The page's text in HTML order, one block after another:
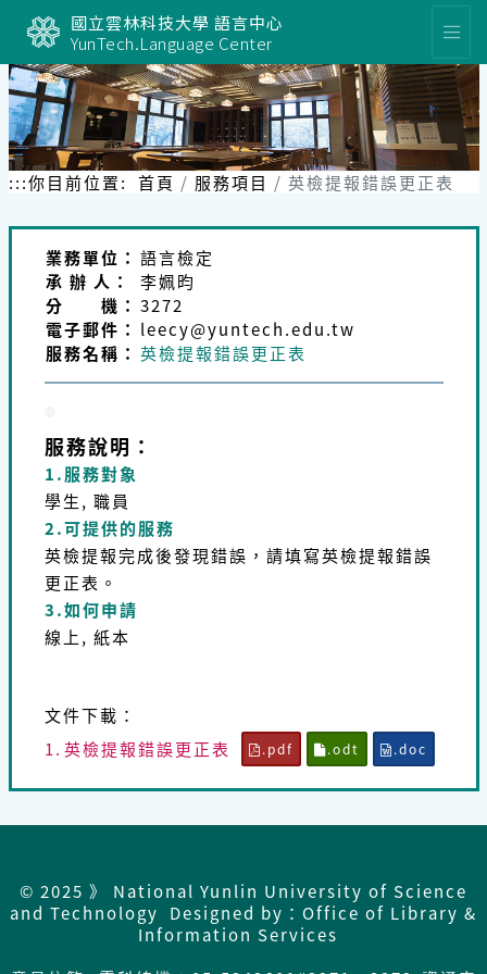
要
內
容
區
塊
國立雲林科技大學 語言中心
YunTech.Language Center
:::你目前位置: 首頁 服務項目 英檢提報錯誤更正表
業務單位： 語言檢定
承 辦 人：
李姵昀
分 機： 3272
電子郵件： leecy@yuntech.edu.tw
服務名稱： 英檢提報錯誤更正表
服務說明：
1.服務對象
學生, 職員
2.可提供的服務
英檢提報完成後發現錯誤，請填寫英檢提報錯誤
更正表。
3.如何申請
線上, 紙本
文件下載：
1. 英檢提報錯誤更正表 .pdf .odt .doc
© 2025 》 National Yunlin University of Science
and Technology Designed by：Office of Library &
Information Services